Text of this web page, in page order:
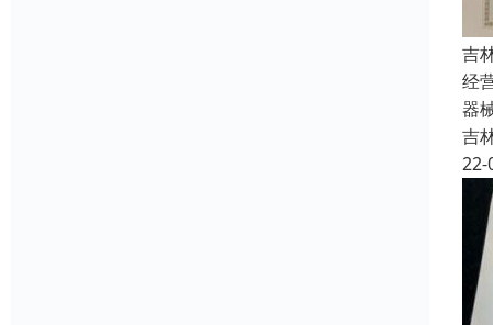
吉
经
器
吉
22-